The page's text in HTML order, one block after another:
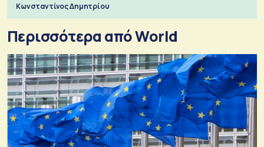
Κωνσταντίνος Δημητρίου
Περισσότερα από World